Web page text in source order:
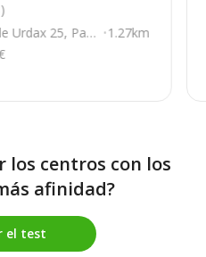
online recientemente
Urdax 25, Pam
1.27km
los centros con los
afinidad?
el test